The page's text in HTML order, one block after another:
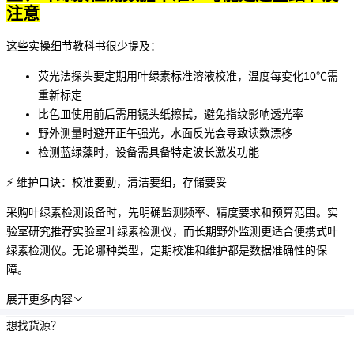
注意
这些实操细节教科书很少提及：
荧光法探头要定期用叶绿素标准溶液校准，温度每变化10℃需
重新标定
比色皿使用前后需用镜头纸擦拭，避免指纹影响透光率
野外测量时避开正午强光，水面反光会导致读数漂移
检测蓝绿藻时，设备需具备特定波长激发功能
⚡ 维护口诀：校准要勤，清洁要细，存储要妥
采购叶绿素检测设备时，先明确监测频率、精度要求和预算范围。实
验室研究推荐实验室叶绿素检测仪，而长期野外监测更适合便携式叶
绿素检测仪。无论哪种类型，定期校准和维护都是数据准确性的保
障。
展开更多内容
想找货源？